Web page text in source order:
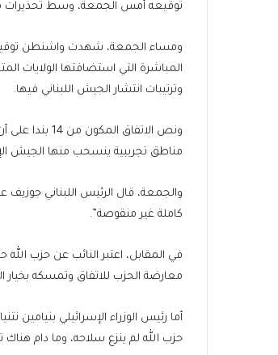
توقيعه أمس الجمعة، وسط تحذيرات
ومساء الجمعة، شهدت واشنطن توقيع
المباشرة التي استضافتها الولايات
وترتيبات انتشار الجيش اللبناني فيها.
ونص الاتفاق
مناطق تجريبية ينسحب منها الجيش
والجمعة، قال الرئيس اللبناني
كاملة غير منقوصة”.
في المقابل، اعتبر النائب عن حزب
معارضة الحزب للاتفاق وتمسكه بخيار
أما رئيس الوزراء الإسرائيلي
حزب الله لم ينزع سلاحه، وما دام هناك